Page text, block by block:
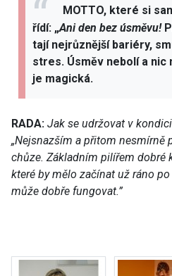
MOTTO, které si
řídí: „Ani den bez úsměvu!
tají nejrůznější bariéry,
stres. Úsměv nebolí a nic
je magická.
RADA: Jak se udržovat v
„Nejsnazším a přitom nesmírně
chůze. Základním pilířem dobré
které by mělo začínat už ráno
může dobře fungovat.”